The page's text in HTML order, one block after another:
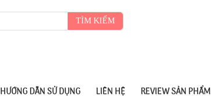
TÌM KIẾM
HƯỚNG DẪN SỬ DỤNG LIÊN HỆ REVIEW SẢN PHẨM